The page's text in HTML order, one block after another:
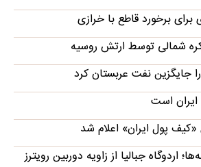
برخورد قاطع با خرازی
شمالی توسط ارتش روسیه
جایگزین نفت عربستان کرد
ایران است
پول ایران» اعلام شد
اردوگاه جبالیا از زاویه دوربین رویترز